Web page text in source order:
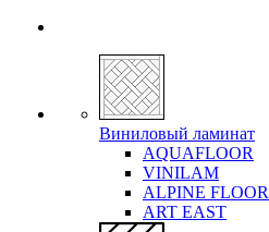
Виниловый ламинат
AQUAFLOOR
VINILAM
ALPINE FLOOR
ART EAST